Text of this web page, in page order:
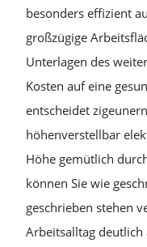
besonders effizient
großzügige
Unterlagen des
Kosten auf eine
entscheidet
höhenverstellbar
Höhe gemütlich
können Sie wie
geschrieben stehen
Arbeitsalltag deutlich